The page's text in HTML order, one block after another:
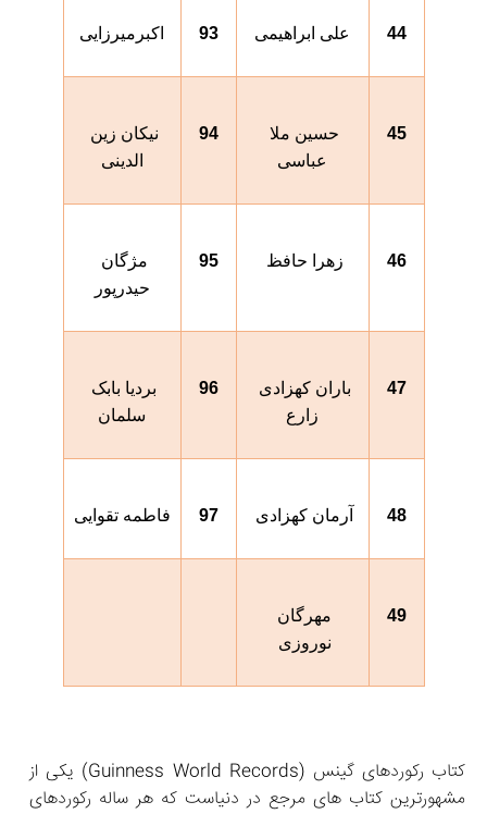
44 علی ابراهیمی 93 اکبرمیرزایی
45
حسین ملا
عباسی
94
نیکان زین
الدینی
46 زهرا حافظ 95
مژگان
حیدرپور
47
باران کهزادی
زارع
96
بردیا بابک
سلمان
48 آرمان کهزادی 97 فاطمه تقوایی
49
مهرگان
نوروزی
کتاب رکوردهای گینس (Guinness World Records) یکی از
مشهورترین کتاب‌ های مرجع در دنیاست که هر ساله رکوردهای